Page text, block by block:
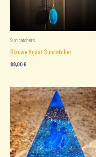
Sun catchers
Blauwe Agaat Suncatcher
88,00€